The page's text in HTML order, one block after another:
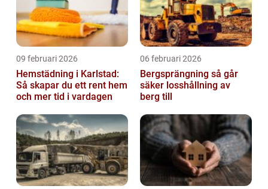
09 februari 2026
Hemstädning i Karlstad:
Så skapar du ett rent hem
och mer tid i vardagen
06 februari 2026
Bergsprängning så går
säker losshållning av
berg till